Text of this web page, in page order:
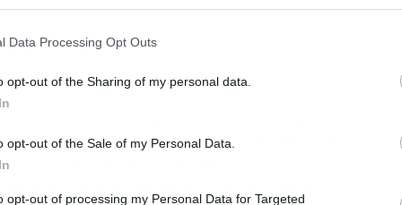
Data Processing Opt Outs
opt-out of the Sharing of my personal data.
opt-out of the Sale of my Personal Data.
opt-out of processing my Personal Data for Targeted
personalizadas y adquirir una póliza en
ahorro significativo de tiempo. Esto es muy
al día y requieren de soluciones